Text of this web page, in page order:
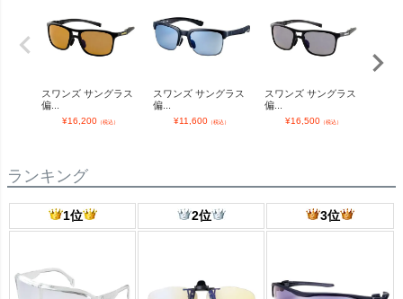
スワンズ サングラス
偏...
¥16,200（税込）
スワンズ サングラス
偏...
¥11,600 （税込）
スワンズ サングラス
偏...
¥16,500（税込）
ランキング
1位 2位 3位